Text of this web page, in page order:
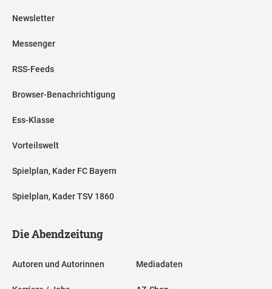
Newsletter
Messenger
RSS-Feeds
Browser-Benachrichtigung
Ess-Klasse
Vorteilswelt
Spielplan, Kader FC Bayern
Spielplan, Kader TSV 1860
Die Abendzeitung
Autoren und Autorinnen Mediadaten